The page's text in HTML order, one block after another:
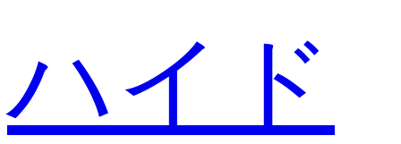
ハイド